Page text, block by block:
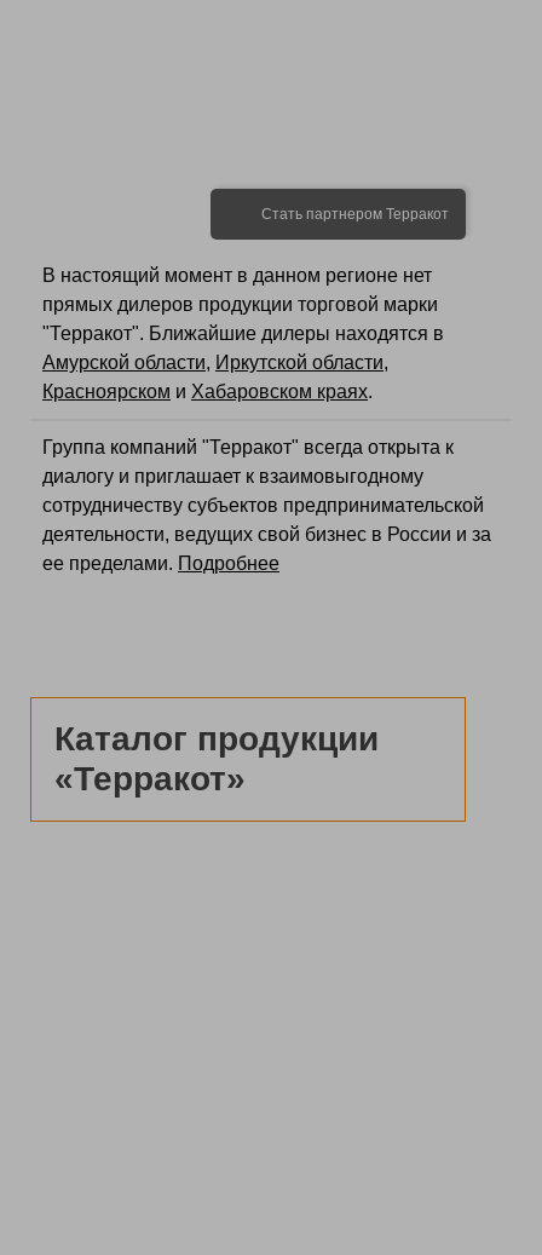
В настоящий момент в данном регионе нет
прямых дилеров продукции торговой марки
"Терракот". Ближайшие дилеры находятся в
Амурской области, Иркутской области,
Красноярском и Хабаровском краях.
Группа компаний "Терракот" всегда открыта к
диалогу и приглашает к взаимовыгодному
сотрудничеству субъектов предпринимательской
деятельности, ведущих свой бизнес в России и за
ее пределами. Подробнее
Стать партнером Терракот
Каталог продукции
«Терракот»